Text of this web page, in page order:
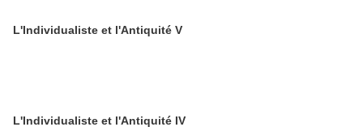
L'Individualiste et l'Antiquité V
L'Individualiste et l'Antiquité IV